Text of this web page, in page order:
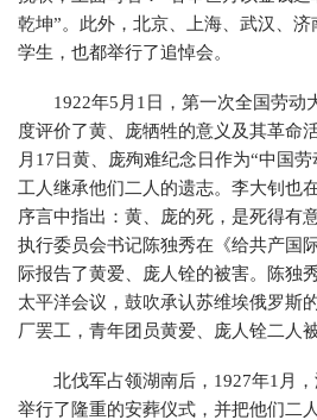
乾坤”。此外，北京、上海、武汉、
学生，也都举行了追悼会。
1922年5月1日，第一次全国劳动
度评价了黄、庞牺牲的意义及其革命
月17日黄、庞殉难纪念日作为“中国
工人继承他们二人的遗志。李大钊也
序言中指出：黄、庞的死，是死得有
执行委员会书记陈独秀在《给共产国
际报告了黄爱、庞人铨的被害。陈独
太平洋会议，鼓吹承认苏维埃俄罗斯
厂罢工，青年团员黄爱、庞人铨二人
北伐军占领湖南后，1927年1月
举行了隆重的安葬仪式，并把他们二